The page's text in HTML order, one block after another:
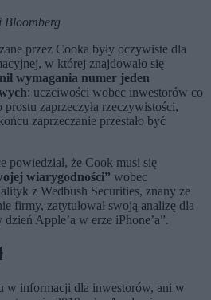
Bloomberg
przez Cooka były oczywiste dla
w której znajdowało się
wymagania numer jeden
: uczciwości wobec inwestorów co
zaprzeczyła rzeczywistości,
zaprzeczanie przestało być
powiedział, że Cook musi się
wiarygodności” wobec
z Wedbush Securities, znany ze
firmy, zatytułował swoją analizę dla
Apple’a w erze iPhone’a”.
w informacji dla inwestorów, ani w